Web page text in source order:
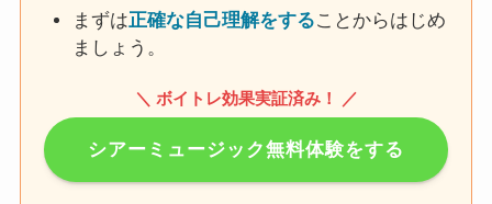
まずは正確な自己理解をすることからはじめ
ましょう。
＼ ボイトレ効果実証済み！ ／
シアーミュージック無料体験をする